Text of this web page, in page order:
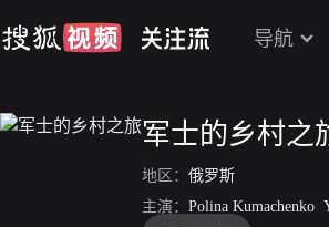
导航
军士的乡村之
地区： 俄罗斯
主演： Polina Kumachenko